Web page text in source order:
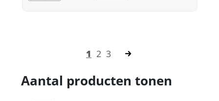
1 2 3
Aantal producten tonen